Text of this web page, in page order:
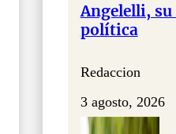
Angelelli,
política
Redaccion
3 agosto, 2026